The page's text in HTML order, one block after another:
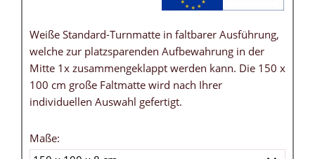
Weiße Standard-Turnmatte in faltbarer Ausführung,
welche zur platzsparenden Aufbewahrung in der
Mitte 1x zusammengeklappt werden kann. Die 150 x
100 cm große Faltmatte wird nach Ihrer
individuellen Auswahl gefertigt.
Maße: